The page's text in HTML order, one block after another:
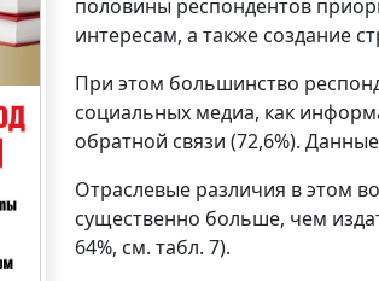
половины респондентов
интересам, а также создание
При этом большинство
социальных медиа, как
обратной связи (72,6%).
Отраслевые различия в этом
существенно больше, чем
64%, см. табл. 7).